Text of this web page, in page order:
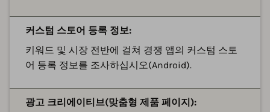
커스텀 스토어 등록 정보:
키워드 및 시장 전반에 걸쳐 경쟁 앱의 커스텀 스토
어 등록 정보를 조사하십시오(Android).
광고 크리에이티브(맞춤형 제품 페이지):